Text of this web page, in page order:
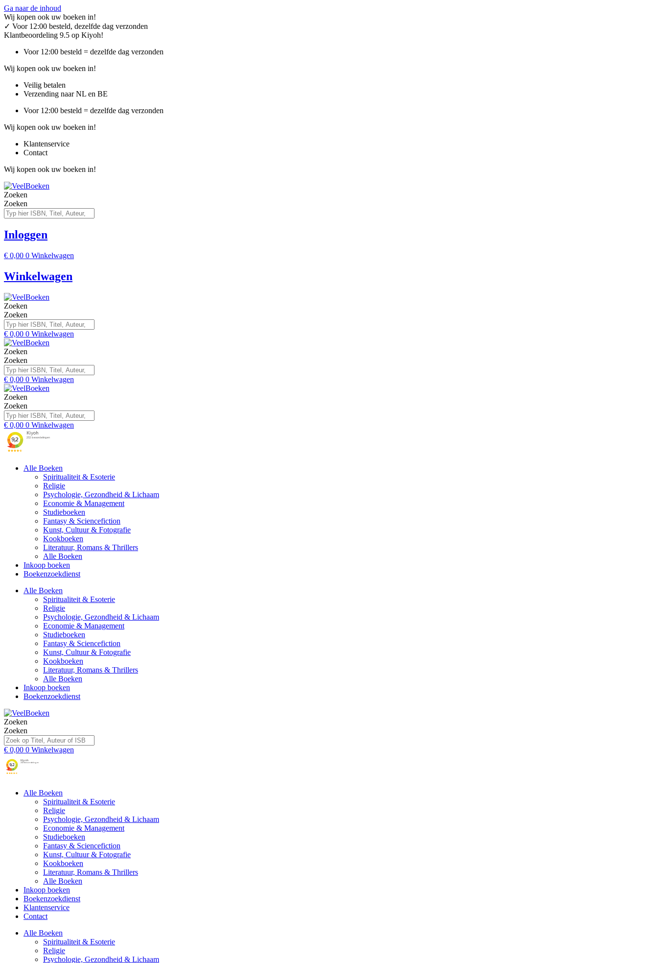
Ga naar de inhoud
Wij kopen ook uw boeken in!
✓ Voor 12:00 besteld, dezelfde dag verzonden
Klantbeoordeling 9.5 op Kiyoh!
Voor 12:00 besteld = dezelfde dag verzonden
Wij kopen ook uw boeken in!
Veilig betalen
Verzending naar NL en BE
Voor 12:00 besteld = dezelfde dag verzonden
Wij kopen ook uw boeken in!
Klantenservice
Contact
Wij kopen ook uw boeken in!
Zoeken
Zoeken
Inloggen
€ 0,00 0 Winkelwagen
Winkelwagen
Zoeken
Zoeken
€ 0,00 0 Winkelwagen
Zoeken
Zoeken
€ 0,00 0 Winkelwagen
Zoeken
Zoeken
€ 0,00 0 Winkelwagen
Alle Boeken
Spiritualiteit & Esoterie
Religie
Psychologie, Gezondheid & Lichaam
Economie & Management
Studieboeken
Fantasy & Sciencefiction
Kunst, Cultuur & Fotografie
Kookboeken
Literatuur, Romans & Thrillers
Alle Boeken
Inkoop boeken
Boekenzoekdienst
Alle Boeken
Spiritualiteit & Esoterie
Religie
Psychologie, Gezondheid & Lichaam
Economie & Management
Studieboeken
Fantasy & Sciencefiction
Kunst, Cultuur & Fotografie
Kookboeken
Literatuur, Romans & Thrillers
Alle Boeken
Inkoop boeken
Boekenzoekdienst
Zoeken
Zoeken
€ 0,00 0 Winkelwagen
Alle Boeken
Spiritualiteit & Esoterie
Religie
Psychologie, Gezondheid & Lichaam
Economie & Management
Studieboeken
Fantasy & Sciencefiction
Kunst, Cultuur & Fotografie
Kookboeken
Literatuur, Romans & Thrillers
Alle Boeken
Inkoop boeken
Boekenzoekdienst
Klantenservice
Contact
Alle Boeken
Spiritualiteit & Esoterie
Religie
Psychologie, Gezondheid & Lichaam